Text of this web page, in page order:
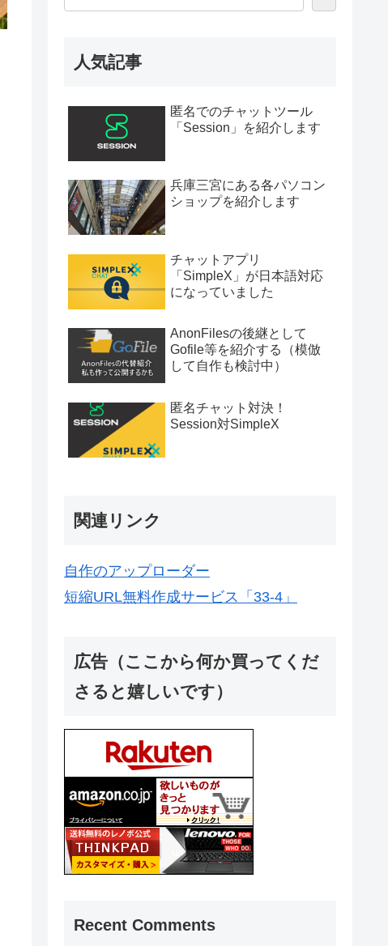
人気記事
匿名でのチャットツール
「Session」を紹介します
兵庫三宮にある各パソコン
ショップを紹介します
チャットアプリ
「SimpleX」が日本語対応
になっていました
AnonFilesの後継として
Gofile等を紹介する（模倣
して自作も検討中）
匿名チャット対決！
Session対SimpleX
関連リンク
自作のアップローダー
短縮URL無料作成サービス「33-4」
広告（ここから何か買ってくだ
さると嬉しいです）
Recent Comments